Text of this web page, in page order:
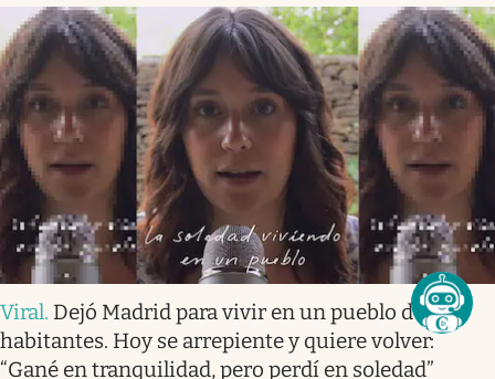
Viral. Dejó Madrid para vivir en un pueblo de 100
habitantes. Hoy se arrepiente y quiere volver:
“Gané en tranquilidad, pero perdí en soledad”